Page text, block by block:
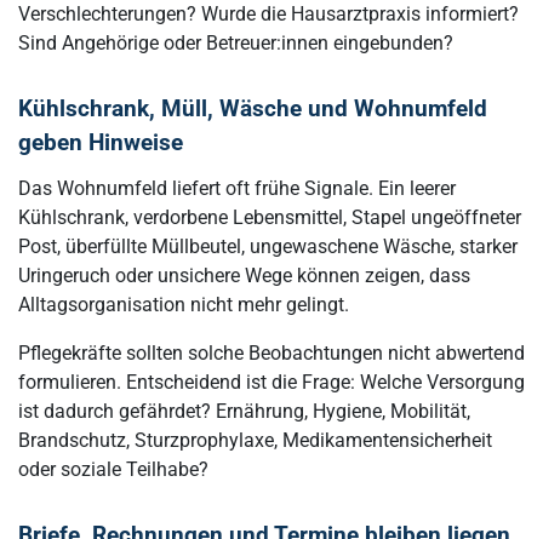
Verschlechterungen? Wurde die Hausarztpraxis informiert?
Sind Angehörige oder Betreuer:innen eingebunden?
Kühlschrank, Müll, Wäsche und Wohnumfeld
geben Hinweise
Das Wohnumfeld liefert oft frühe Signale. Ein leerer
Kühlschrank, verdorbene Lebensmittel, Stapel ungeöffneter
Post, überfüllte Müllbeutel, ungewaschene Wäsche, starker
Uringeruch oder unsichere Wege können zeigen, dass
Alltagsorganisation nicht mehr gelingt.
Pflegekräfte sollten solche Beobachtungen nicht abwertend
formulieren. Entscheidend ist die Frage: Welche Versorgung
ist dadurch gefährdet? Ernährung, Hygiene, Mobilität,
Brandschutz, Sturzprophylaxe, Medikamentensicherheit
oder soziale Teilhabe?